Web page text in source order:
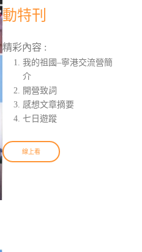
動特刊
精彩內容 :
我的祖國–寧港交流營簡
介
開營致詞
感想文章摘要
七日遊蹤
線上看